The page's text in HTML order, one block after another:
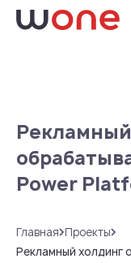
Power
Главная Проекты
Рекламный